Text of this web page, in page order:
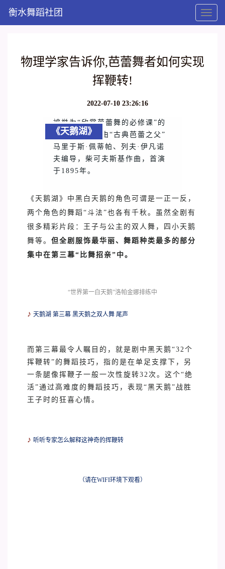
Toggle
衡水舞蹈社团
物理学家告诉你,芭蕾舞者如何实现
挥鞭转!
2022-07-10 23:26:16
《天鹅湖》
被誉为“欣赏芭蕾舞的必修课”的
《天鹅湖》，由“古典芭蕾之父”
马里于斯·佩蒂帕、列夫·伊凡诺
夫编导，柴可夫斯基作曲，首演
于1895年。
《天鹅湖》 中黑白天鹅的角色可谓是一正一反，
两个角色的舞蹈“斗法”也各有千秋。虽然全剧 有
很多精彩片段：王子与公主的双人舞，四小天鹅
舞等。 但全剧服饰最华丽、舞蹈种类最多的部分
集中在第三幕“比舞招亲”中。
“世界第一白天鹅”洛帕金娜排练中
♪ 天鹅湖 第三幕 黑天鹅之双人舞 尾声
而第三幕最令人瞩目的，就是剧中黑天鹅“32个
挥鞭转”的舞蹈技巧，指的是在单足支撑下，另
一条腿像挥鞭子一般一次性旋转32次。这个“绝
活”通过高难度的舞蹈技巧，表现“黑天鹅”战胜
王子时的狂喜心情。
♪ 听听专家怎么解释这神奇的挥鞭转
（请在WIFI环境下观看）